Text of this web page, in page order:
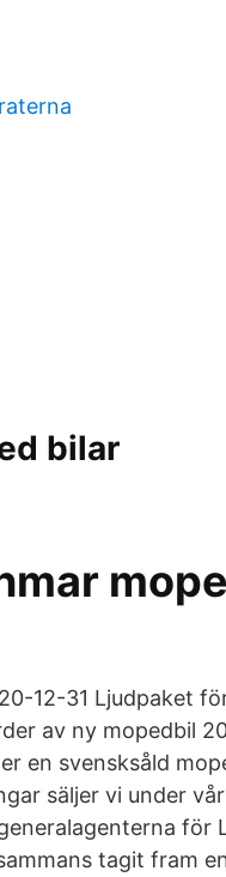
bilar
12-31 Ljudpaket
av ny mopedbil
en svensksåld
säljer vi under
för
tagit fram